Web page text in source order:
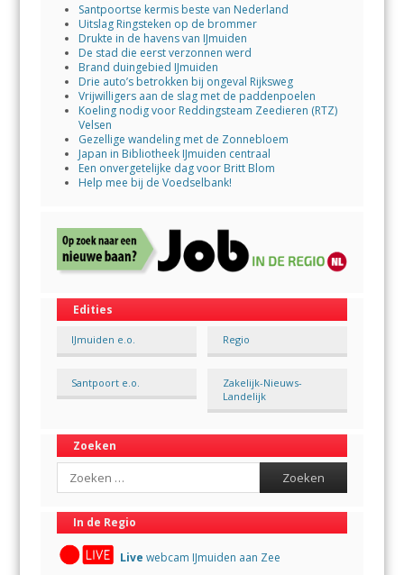
Santpoortse kermis beste van Nederland
Uitslag Ringsteken op de brommer
Drukte in de havens van IJmuiden
De stad die eerst verzonnen werd
Brand duingebied IJmuiden
Drie auto’s betrokken bij ongeval Rijksweg
Vrijwilligers aan de slag met de paddenpoelen
Koeling nodig voor Reddingsteam Zeedieren (RTZ)
Velsen
Gezellige wandeling met de Zonnebloem
Japan in Bibliotheek IJmuiden centraal
Een onvergetelijke dag voor Britt Blom
Help mee bij de Voedselbank!
Edities
IJmuiden e.o. Regio
Santpoort e.o.
Zakelijk-Nieuws-
Landelijk
Zoeken
Search
In de Regio
Live webcam IJmuiden aan Zee